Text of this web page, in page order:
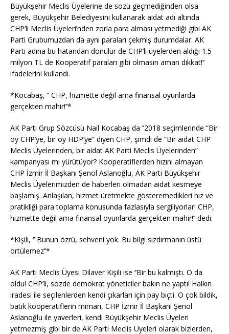
Büyükşehir Meclis Üyelerine de sözü geçmediğinden olsa
gerek, Büyükşehir Belediyesini kullanarak aidat adı altında
CHP’li Meclis Üyeleri’nden zorla para alması yetmediği gibi AK
Parti Grubumuzdan da aynı paraları çekmiş durumdalar. AK
Parti adına bu hatandan dönülür de CHP’li üyelerden aldığı 1.5
milyon TL de Kooperatif paraları gibi olmasın aman dikkat!’’
ifadelerini kullandı.
*Kocabaş, ‘’ CHP, hizmette değil ama finansal oyunlarda
gerçekten mahir!’’*
AK Parti Grup Sözcüsü Nail Kocabaş da ‘’2018 seçimlerinde “Bir
oy CHP’ye, bir oy HDP’ye” diyen CHP, şimdi de “Bir aidat CHP
Meclis Üyelerinden, bir aidat AK Parti Meclis Üyelerinden”
kampanyası mı yürütüyor? Kooperatiflerden hızını almayan
CHP İzmir İl Başkanı Şenol Aslanoğlu, AK Parti Büyükşehir
Meclis Üyelerimizden de haberleri olmadan aidat kesmeye
başlamış. Anlaşılan, hizmet üretmekte gösteremedikleri hız ve
pratikliği para toplama konusunda fazlasıyla sergiliyorlar! CHP,
hizmette değil ama finansal oyunlarda gerçekten mahir!’’ dedi.
*Kişili, ‘’ Bunun özrü, sehveni yok. Bu bilgi sızdırmanın üstü
örtülemez’’*
AK Parti Meclis Üyesi Dilaver Kişili ise ‘’Bir bu kalmıştı. O da
oldu! CHP’li, sözde demokrat yöneticiler bakın ne yaptı! Halkın
iradesi ile seçilenlerden kendi çıkarları için pay biçti. O çok bildik,
batık kooperatiflerin mimarı, CHP İzmir İl Başkanı Şenol
Aslanoğlu ile yaverleri, kendi Büyükşehir Meclis Üyeleri
yetmezmiş gibi bir de AK Parti Meclis Üyeleri olarak bizlerden,